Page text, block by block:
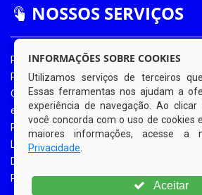
NOSSOS SERVIÇOS
Portal da Transparência
Portal da Transparência COVID-19
Ouvidoria Eletrônica
e-SIC
Processos de Licitação
Licitações em Andamento
Diário Oficial
Portal do Contribuinte
INFORMAÇÕES SOBRE COOKIES
Utilizamos serviços de terceiros
Essas ferramentas nos ajudam a
experiência de navegação. Ao clicar
você concorda com o uso de cookies
maiores informações, acesse a
Privacidade
Aceitar